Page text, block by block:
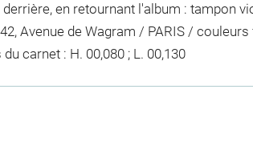
en retournant l'album : tampon
Avenue de Wagram / PARIS /
carnet : H. 00,080 ; L. 00,130